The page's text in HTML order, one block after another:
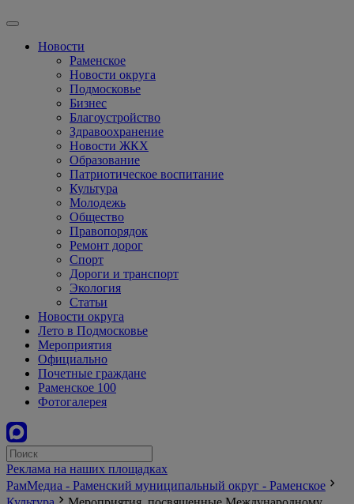
Новости
Раменское
Новости округа
Подмосковье
Бизнес
Благоустройство
Здравоохранение
Новости ЖКХ
Образование
Патриотическое воспитание
Культура
Молодежь
Общество
Правопорядок
Ремонт дорог
Спорт
Дороги и транспорт
Экология
Статьи
Новости округа
Лето в Подмосковье
Мероприятия
Официально
Почетные граждане
Раменское 100
Фотогалерея
Реклама на наших площадках
РамМедиа - Раменский муниципальный округ - Раменское